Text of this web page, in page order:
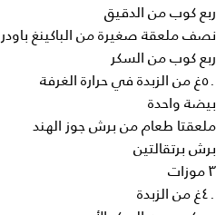
ربع كوب من الدقيق
نصف ملعقة صغيرة من الباكينغ باودر
ربع كوب من السكر
٥٠غ من الزبدة في حرارة الغرفة
بيضة واحدة
ملعقتا طعام من برش جوز الهند
برش برتقالتين
٣ موزات
٤٠غ من الزبدة